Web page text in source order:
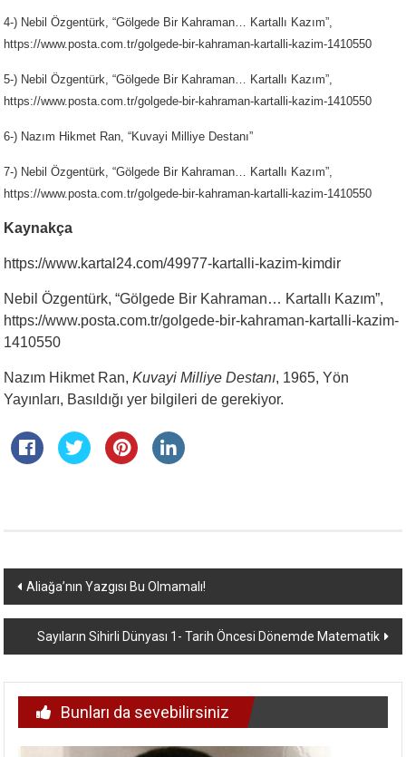
4-) Nebil Özgentürk, “Gölgede Bir Kahraman… Kartallı Kazım”,
https://www.posta.com.tr/golgede-bir-kahraman-kartalli-kazim-1410550
5-) Nebil Özgentürk, “Gölgede Bir Kahraman… Kartallı Kazım”,
https://www.posta.com.tr/golgede-bir-kahraman-kartalli-kazim-1410550
6-) Nazım Hikmet Ran, “Kuvayi Milliye Destanı”
7-) Nebil Özgentürk, “Gölgede Bir Kahraman… Kartallı Kazım”,
https://www.posta.com.tr/golgede-bir-kahraman-kartalli-kazim-1410550
Kaynakça
https://www.kartal24.com/49977-kartalli-kazim-kimdir
Nebil Özgentürk, “Gölgede Bir Kahraman… Kartallı Kazım”,
https://www.posta.com.tr/golgede-bir-kahraman-kartalli-kazim-
1410550
Nazım Hikmet Ran,Kuvayi Milliye Destanı, 1965, Yön
Yayınları, Basıldığı yer bilgileri de gerekiyor.
Yazı
dolaşımı
Aliağa’nın Yazgısı Bu Olmamalı!
Sayıların Sihirli Dünyası 1- Tarih Öncesi Dönemde Matematik
Bunları da sevebilirsiniz